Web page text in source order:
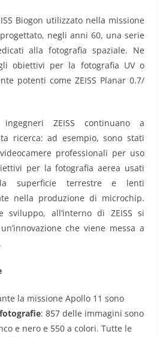
Biogon utilizzato nella missione
negli anni 60, una serie
alla fotografia spaziale. Ne
obiettivi per la fotografia UV o
potenti come ZEISS Planar 0.7/
ZEISS continuano a
ricerca: ad esempio, sono stati
professionali per uso
per la fotografia aerea usati
superficie terrestre e lenti
nella produzione di microchip.
sviluppo, all’interno di ZEISS si
che viene messa a
la missione Apollo 11 sono
: 857 delle immagini sono
e nero e 550 a colori. Tutte le